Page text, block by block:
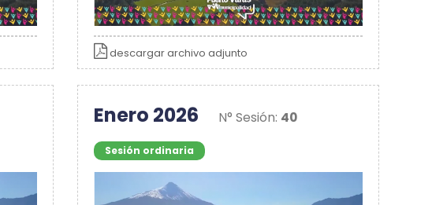
descargar archivo adjunto
Enero 2026 N° Sesión: 40
Sesión ordinaria